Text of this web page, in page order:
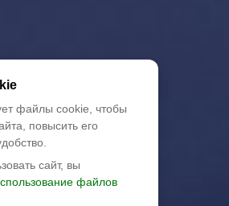
файлы cookie, чтобы
повысить его
сайт, вы
файлов